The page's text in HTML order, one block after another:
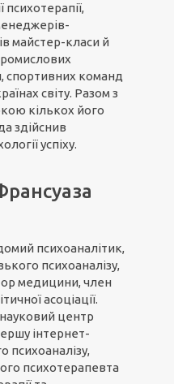
психотерапії,
майстер-класи й
спортивних команд
світу. Разом з
кількох його
здійснив
успіху.
психоаналітик,
психоаналізу,
медицини, член
асоціації.
центр
інтернет-
психоаналізу,
психотерапевта